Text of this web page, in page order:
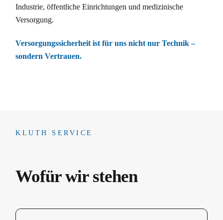
Industrie, öffentliche Einrichtungen und medizinische
Versorgung.
Versorgungssicherheit ist für uns nicht nur Technik –
sondern Vertrauen.
KLUTH SERVICE
Wofür wir stehen